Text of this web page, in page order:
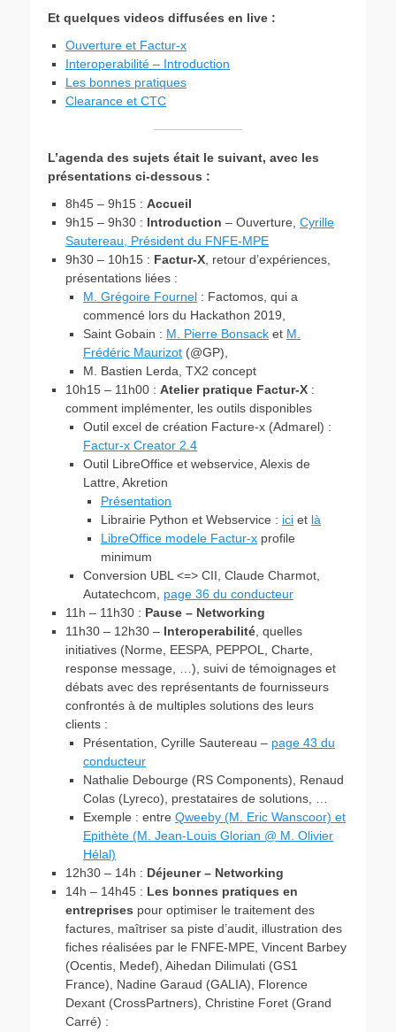
Et quelques videos diffusées en live :
Ouverture et Factur-x
Interoperabilité – Introduction
Les bonnes pratiques
Clearance et CTC
L’agenda des sujets était le suivant, avec les
présentations ci-dessous :
8h45 – 9h15 : Accueil
9h15 – 9h30 : Introduction – Ouverture, Cyrille
Sautereau, Président du FNFE-MPE
9h30 – 10h15 : Factur-X , retour d’expériences,
présentations liées :
M. Grégoire Fournel : Factomos, qui a
commencé lors du Hackathon 2019,
Saint Gobain : M. Pierre Bonsack et M.
Frédéric Maurizot (@GP),
M. Bastien Lerda, TX2 concept
10h15 – 11h00 : Atelier pratique Factur-X :
comment implémenter, les outils disponibles
Outil excel de création Facture-x (Admarel) :
Factur-x Creator 2.4
Outil LibreOffice et webservice, Alexis de
Lattre, Akretion
Présentation
Librairie Python et Webservice : ici et là
LibreOffice modele Factur-x profile
minimum
Conversion UBL <=> CII, Claude Charmot,
Autatechcom, page 36 du conducteur
11h – 11h30 : Pause – Networking
11h30 – 12h30 – Interoperabilité , quelles
initiatives (Norme, EESPA, PEPPOL, Charte,
response message, …), suivi de témoignages et
débats avec des représentants de fournisseurs
confrontés à de multiples solutions des leurs
clients :
Présentation, Cyrille Sautereau – page 43 du
conducteur
Nathalie Debourge (RS Components), Renaud
Colas (Lyreco), prestataires de solutions, …
Exemple : entre Qweeby (M. Eric Wanscoor) et
Epithète (M. Jean-Louis Glorian @ M. Olivier
Hélal)
12h30 – 14h : Déjeuner – Networking
14h – 14h45 : Les bonnes pratiques en
entreprises pour optimiser le traitement des
factures, maîtriser sa piste d’audit, illustration des
fiches réalisées par le FNFE-MPE, Vincent Barbey
(Ocentis, Medef), Aihedan Dilimulati (GS1
France), Nadine Garaud (GALIA), Florence
Dexant (CrossPartners), Christine Foret (Grand
Carré) :